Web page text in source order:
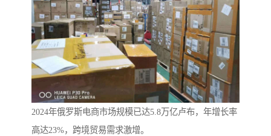
2024年俄罗斯电商市场规模已达5.8万亿卢布，年增长率
高达23%，跨境贸易需求激增。